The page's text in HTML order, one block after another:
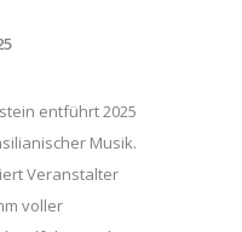
entführt 2025
Musik.
Veranstalter
voller